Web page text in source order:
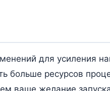
для усиления
больше ресурсов
ваше желание